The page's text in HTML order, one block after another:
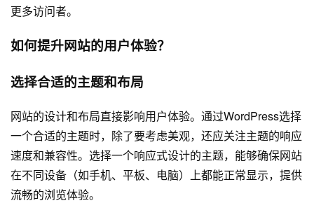
更多访问者。
如何提升网站的用户体验？
选择合适的主题和布局
网站的设计和布局直接影响用户体验。通过WordPress选择
一个合适的主题时，除了要考虑美观，还应关注主题的响应
速度和兼容性。选择一个响应式设计的主题，能够确保网站
在不同设备（如手机、平板、电脑）上都能正常显示，提供
流畅的浏览体验。